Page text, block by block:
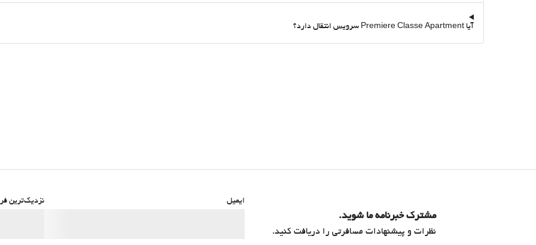
آیا Premiere Classe Apartment سرویس انتقال دارد؟
مشترک خبرنامه ما شوید.
نظرات و پیشنهادات مسافرتی را دریافت کنید.
ایمیل نزدیک‌ترین